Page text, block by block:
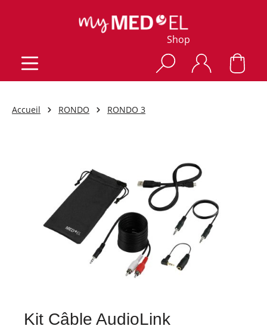
Shop
Accueil RONDO RONDO 3
Kit Câble AudioLink